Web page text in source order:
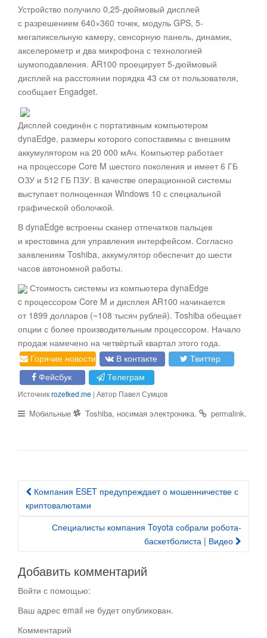
Устройство получило 0,25-дюймовый дисплей
с разрешением 640×360 точек, модуль GPS, 5-
мегапиксельную камеру, сенсорную панель, динамик,
акселерометр и два микрофона с технологией
шумоподавления. AR100 проецирует 5-дюймовый
дисплей на расстоянии порядка 43 см от пользователя,
сообщает Engadget.
Дисплей соединён с портативным компьютером
dynaEdge, размеры которого сопоставимы с внешним
аккумулятором на 20 000 мАч. Компьютер работает
на процессоре Core M шестого поколения и имеет 6 ГБ
ОЗУ и 512 ГБ ПЗУ. В качестве операционной системы
выступает полноценная Windows 10 с специальной
графической оболочкой.
В dynaEdge встроены сканер отпечатков пальцев
и крестовина для управления интерфейсом. Согласно
заявлениям Toshiba, аккумулятор обеспечит до шести
часов автономной работы.
Стоимость системы из компьютера dynaEdge
c процессором Core M и дисплея AR100 начинается
от 1899 долларов (~108 тысяч рублей). Toshiba обещает
опции с более производительным процессором. Начало
продаж намечено на четвёртый квартал этого года.
Горячие новости
В контакте
Твиттер
Фейсбук
Телеграм
Источникrozetked.me | Автор Павел Сумцов
Мобильные Toshiba, носимая электроника. permalink.
Post navigation
Компания ESET предупреждает о мошенничестве с
криптовалютами
Специалисты компания Toyota собрали робота-
баскетболиста | Видео
Добавить комментарий
Войти с помощью:
Ваш адрес email не будет опубликован.
Комментарий